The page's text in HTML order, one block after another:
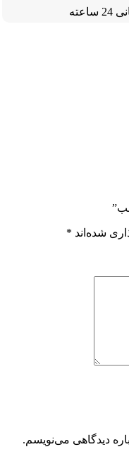
شده‌اند *
دیدگاهی می‌نویسم.